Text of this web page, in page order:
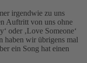
irgendwie zu uns
Auftritt von uns ohne
oder ‚Love Someone‘
haben wir übrigens mal
ein Song hat einen